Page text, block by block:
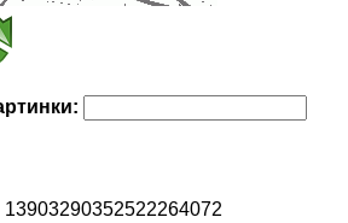
13903290352522264072